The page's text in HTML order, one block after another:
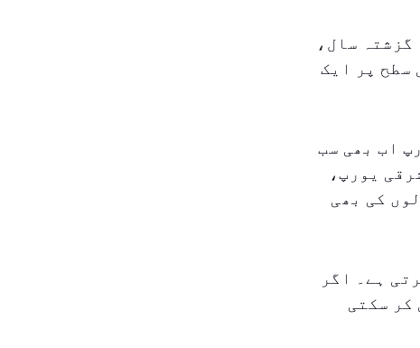
سال،
سطح پر ایک
اب بھی سب
یورپ،
کی بھی
ہے۔ اگر
کر سکتی